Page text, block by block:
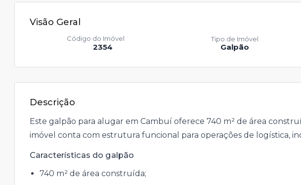
Visão Geral
2354
Código do Imóvel
Galpão
Tipo de Imóvel
Descrição
Este galpão para alugar em Cambuí oferece 740 m² de área
imóvel conta com estrutura funcional para operações de logística,
Características do galpão
740 m² de área construída;